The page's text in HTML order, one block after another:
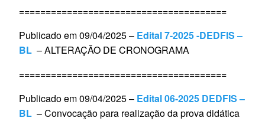
=======================================
Publicado em 09/04/2025 – Edital 7-2025 -DEDFIS –
BL – ALTERAÇÃO DE CRONOGRAMA
=======================================
Publicado em 09/04/2025 – Edital 06-2025 DEDFIS –
BL – Convocação para realização da prova didática